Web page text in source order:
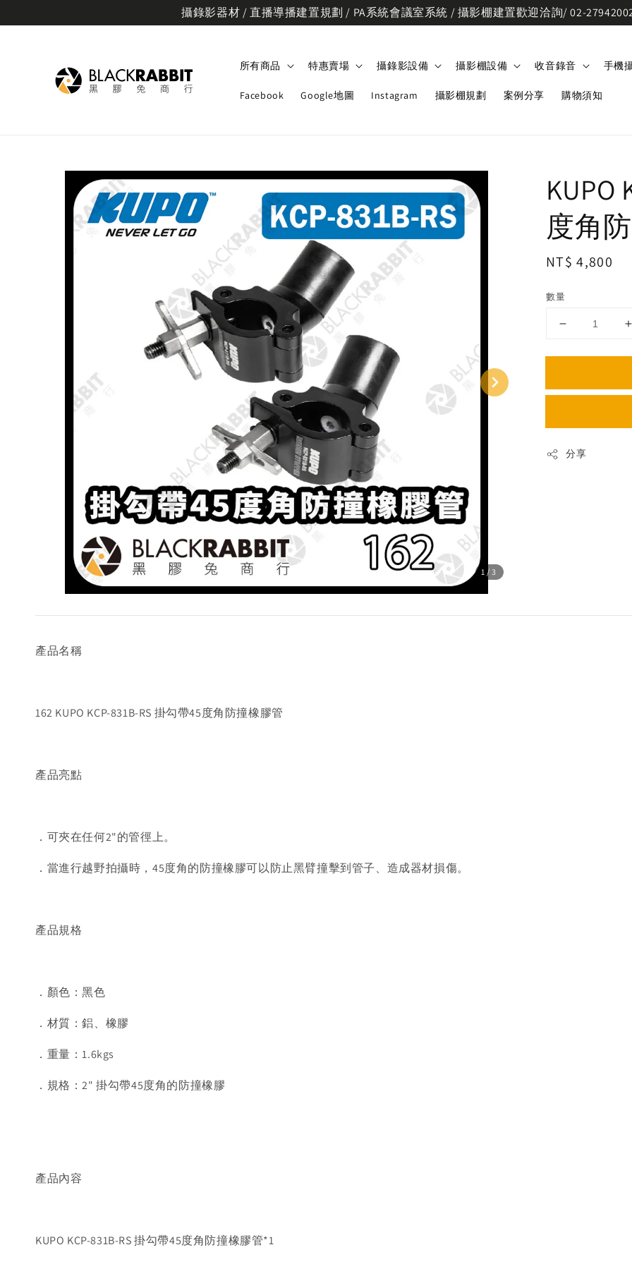
攝錄影器材 / 直播導播建置規劃 / PA系統會議室系統 / 攝影棚建置歡迎洽詢/ 02-
所有商品 特惠賣場 攝錄影設備 攝影棚設備 收音錄音 手機
Facebook Google地圖 Instagram 攝影棚規劃 案例分享 購物須知
1/3
KUPO
度角
Regular
NT$ 4,800
數量
分享
產品名稱
162 KUPO KCP-831B-RS 掛勾帶45度角防撞橡膠管
產品亮點
．可夾在任何2"的管徑上。
．當進行越野拍攝時，45度角的防撞橡膠可以防止黑臂撞擊到管子、造成器材損傷。
產品規格
．顏色：黑色
．材質：鋁、橡膠
．重量：1.6kgs
．規格：2" 掛勾帶45度角的防撞橡膠
產品內容
KUPO KCP-831B-RS 掛勾帶45度角防撞橡膠管*1